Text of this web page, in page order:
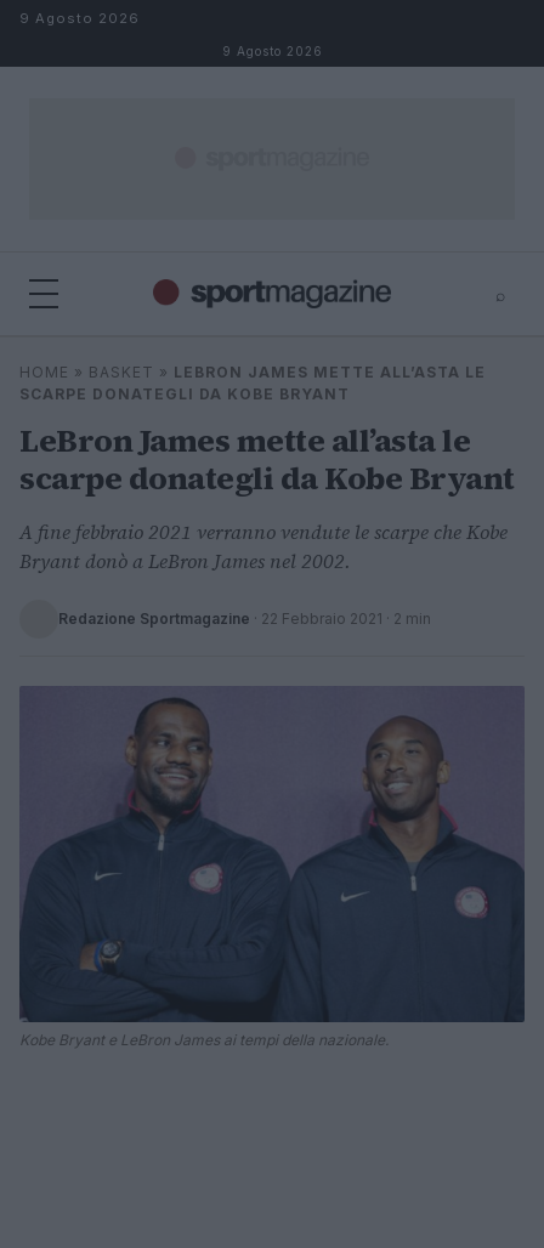
Salta al contenuto
9 Agosto 2026
9 Agosto 2026
⌕
Cerca
⌕
HOME » BASKET » LEBRON JAMES METTE ALL’ASTA LE
SCARPE DONATEGLI DA KOBE BRYANT
LeBron James mette all’asta le
scarpe donategli da Kobe Bryant
A fine febbraio 2021 verranno vendute le scarpe che Kobe
Bryant donò a LeBron James nel 2002.
Redazione Sportmagazine · 22 Febbraio 2021 · 2 min
Kobe Bryant e LeBron James ai tempi della nazionale.